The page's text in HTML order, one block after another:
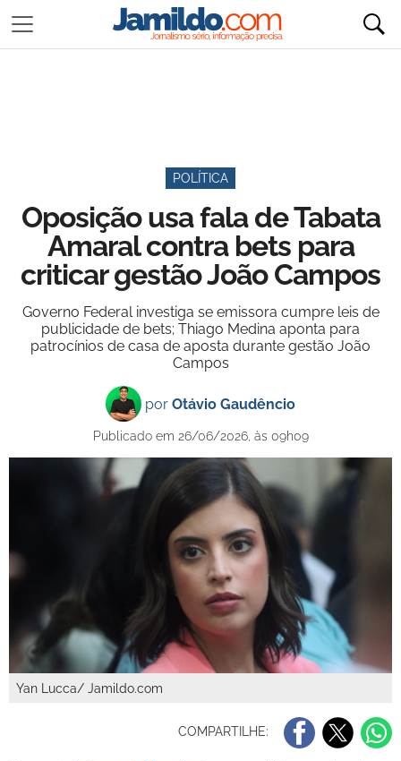
POLÍTICA
Oposição usa fala de Tabata
Amaral contra bets para
criticar gestão João Campos
Governo Federal investiga se emissora cumpre leis de
publicidade de bets; Thiago Medina aponta para
patrocínios de casa de aposta durante gestão João
Campos
por Otávio Gaudêncio
Publicado em 26/06/2026, às 09h09
Yan Lucca/ Jamildo.com
COMPARTILHE: